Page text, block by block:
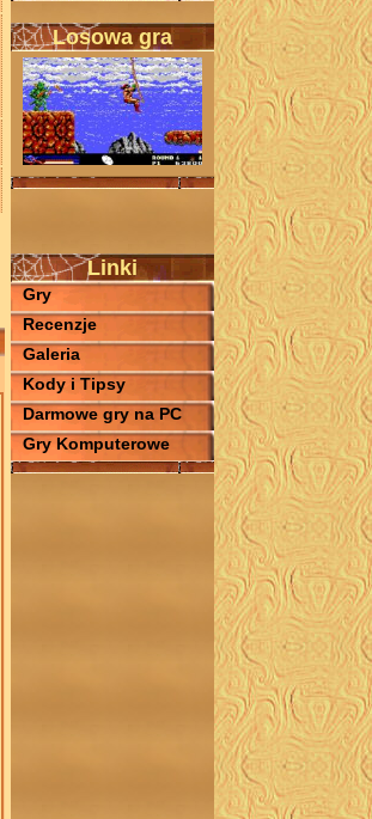
Losowa gra
Linki
Gry
Recenzje
Galeria
Kody i Tipsy
Darmowe gry na PC
Gry Komputerowe